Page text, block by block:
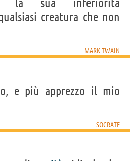
creatura che non
MARK TWAIN
e più apprezzo il mio
SOCRATE